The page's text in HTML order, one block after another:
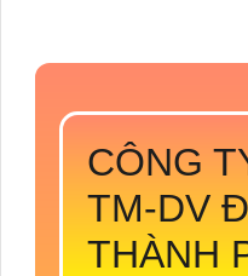
CÔNG
TM-DV
THÀNH